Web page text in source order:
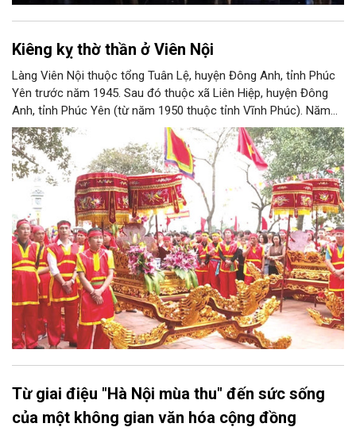
Kiêng kỵ thờ thần ở Viên Nội
Làng Viên Nội thuộc tổng Tuân Lệ, huyện Đông Anh, tỉnh Phúc
Yên trước năm 1945. Sau đó thuộc xã Liên Hiệp, huyện Đông
Anh, tỉnh Phúc Yên (từ năm 1950 thuộc tỉnh Vĩnh Phúc). Năm
1961, làng được sáp nhập vào Hà Nội. Năm 1965, Viên Nội
thuộc xã Vân Nội; từ ngày 1/7/2025 thuộc xã Phúc Thịnh, Hà
Nội. Viên Nội thờ hai vị thần là Đống Băng và Uông Tá (thời
Hùng Vương thứ 18) cùng Diệu La công chúa, nữ tướng thời Hai
Bà Trưng.
Từ giai điệu "Hà Nội mùa thu" đến sức sống
của một không gian văn hóa cộng đồng